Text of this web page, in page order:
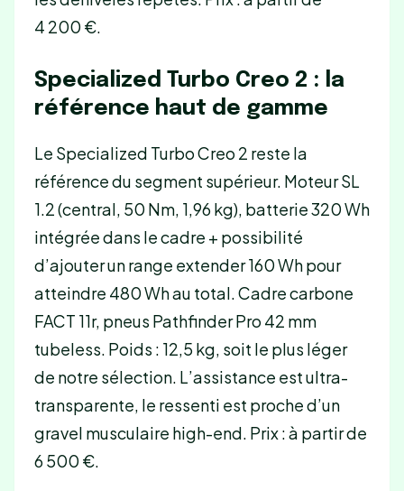
4 200 €.
Specialized Turbo Creo 2 : la
référence haut de gamme
Le Specialized Turbo Creo 2 reste la
référence du segment supérieur. Moteur SL
1.2 (central, 50 Nm, 1,96 kg), batterie 320 Wh
intégrée dans le cadre + possibilité
d’ajouter un range extender 160 Wh pour
atteindre 480 Wh au total. Cadre carbone
FACT 11r, pneus Pathfinder Pro 42 mm
tubeless. Poids : 12,5 kg, soit le plus léger
de notre sélection. L’assistance est ultra-
transparente, le ressenti est proche d’un
gravel musculaire high-end. Prix : à partir de
6 500 €.